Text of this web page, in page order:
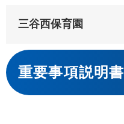
三谷西保育園
本
文
重要事項説明書